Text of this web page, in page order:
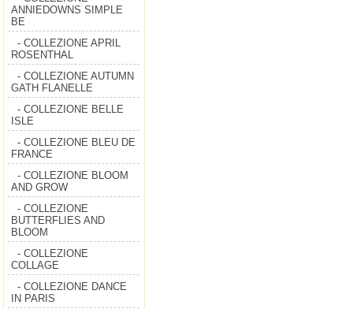
ANNIEDOWNS SIMPLE
BE
- COLLEZIONE APRIL
ROSENTHAL
- COLLEZIONE AUTUMN
GATH FLANELLE
- COLLEZIONE BELLE
ISLE
- COLLEZIONE BLEU DE
FRANCE
- COLLEZIONE BLOOM
AND GROW
- COLLEZIONE
BUTTERFLIES AND
BLOOM
- COLLEZIONE
COLLAGE
- COLLEZIONE DANCE
IN PARIS